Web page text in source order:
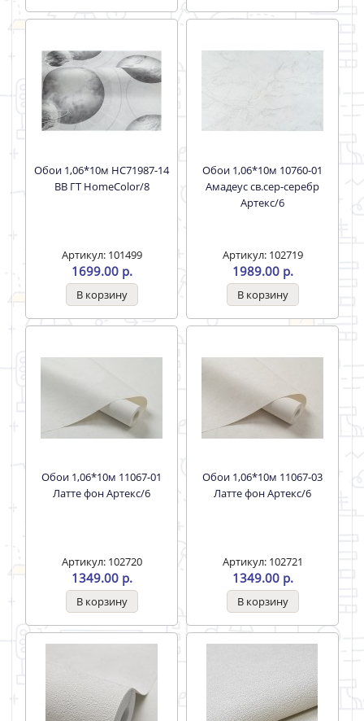
Обои 1,06*10м HC71987-14
BB ГТ HomeColor/8
Артикул: 101499
1699.00 р.
Обои 1,06*10м 10760-01
Амадеус св.сер-серебр
Артекс/6
Артикул: 102719
1989.00 р.
Обои 1,06*10м 11067-01
Латте фон Артекс/6
Артикул: 102720
1349.00 р.
Обои 1,06*10м 11067-03
Латте фон Артекс/6
Артикул: 102721
1349.00 р.